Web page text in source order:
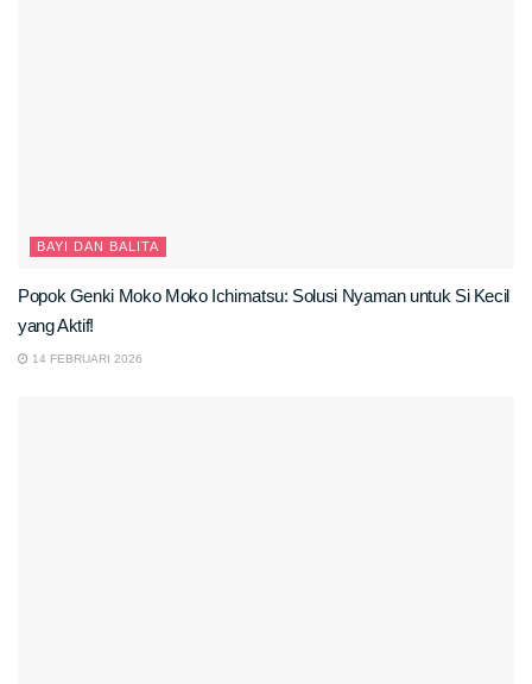
BAYI DAN BALITA
Popok Genki Moko Moko Ichimatsu: Solusi Nyaman untuk Si Kecil
yang Aktif!
14 FEBRUARI 2026